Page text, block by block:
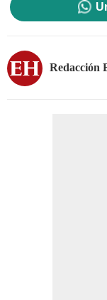
Redacción